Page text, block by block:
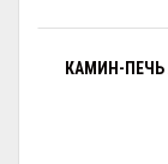
КАМИН-ПЕЧЬ